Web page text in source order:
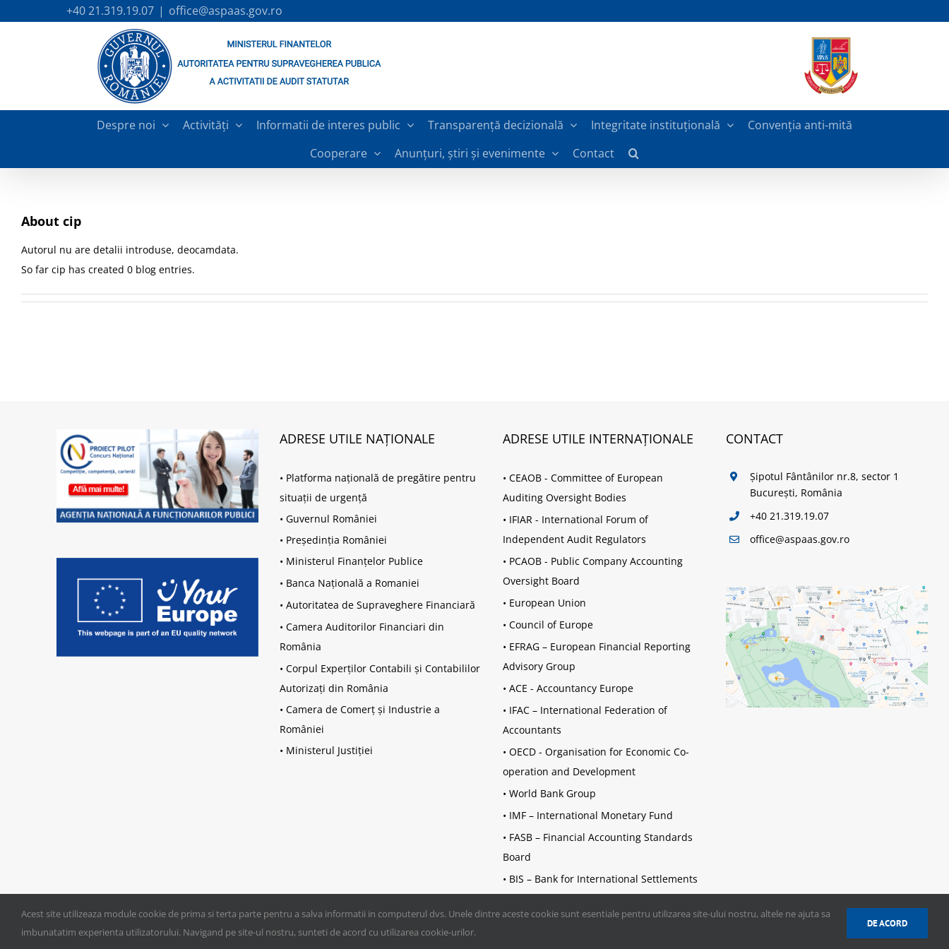
+40 21.319.19.07 | office@aspaas.gov.ro
Despre noi Activități Informatii de interes public Transparență decizională Integritate instituțională
Convenția anti-mită
Cooperare
Anunțuri, știri și evenimente Contact
About cip
Autorul nu are detalii introduse, deocamdata.
So far cip has created 0 blog entries.
ADRESE UTILE NAȚIONALE
• Platforma națională de pregătire pentru
situații de urgență
• Guvernul României
• Președinția României
• Ministerul Finanțelor Publice
• Banca Națională a Romaniei
• Autoritatea de Supraveghere Financiară
• Camera Auditorilor Financiari din
România
• Corpul Experților Contabili și Contabililor
Autorizați din România
• Camera de Comerț și Industrie a
României
• Ministerul Justiției
ADRESE UTILE INTERNAȚIONALE
• CEAOB - Committee of European
Auditing Oversight Bodies
• IFIAR - International Forum of
Independent Audit Regulators
• PCAOB - Public Company Accounting
Oversight Board
• European Union
• Council of Europe
• EFRAG – European Financial Reporting
Advisory Group
• ACE - Accountancy Europe
• IFAC – International Federation of
Accountants
• OECD - Organisation for Economic Co-
operation and Development
• World Bank Group
• IMF – International Monetary Fund
• FASB – Financial Accounting Standards
Board
• BIS – Bank for International Settlements
CONTACT
Șipotul Fântânilor nr.8, sector 1
București, România
+40 21.319.19.07
office@aspaas.gov.ro
©2026 ASPAAS | Toate drepturile rezervate | Website creat şi întreţinut de
Acest site utilizeaza module cookie de prima si terta parte pentru a salva informatii in computerul dvs. Unele dintre aceste cookie sunt esentiale pentru utilizarea site-ului nostru, altele ne ajuta sa
imbunatatim experienta utilizatorului. Navigand pe site-ul nostru, sunteti de acord cu utilizarea cookie-urilor.
DE ACORD